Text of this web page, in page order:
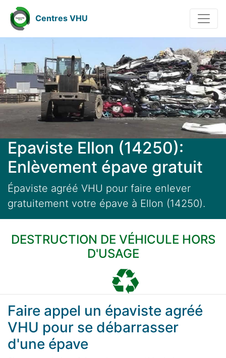
Centres VHU
Epaviste Ellon (14250):
Enlèvement épave gratuit
Épaviste agréé VHU pour faire enlever
gratuitement votre épave à Ellon (14250).
DESTRUCTION DE VÉHICULE HORS
D'USAGE
Faire appel un épaviste agréé
VHU pour se débarrasser
d'une épave